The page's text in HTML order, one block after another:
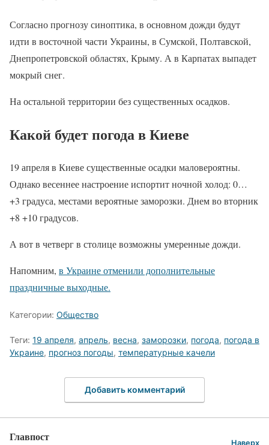
Согласно прогнозу синоптика, в основном дожди будут
идти в восточной части Украины, в Сумской, Полтавской,
Днепропетровской областях, Крыму. А в Карпатах выпадет
мокрый снег.
На остальной территории без существенных осадков.
Какой будет погода в Киеве
19 апреля в Киеве существенные осадки маловероятны.
Однако весеннее настроение испортит ночной холод: 0…
+3 градуса, местами вероятные заморозки. Днем во вторник
+8 +10 градусов.
А вот в четверг в столице возможны умеренные дожди.
Напомним, в Украине отменили дополнительные
праздничные выходные.
Категории: Общество
Теги: 19 апреля, апрель, весна, заморозки, погода, погода в
Украине, прогноз погоды, температурные качели
Добавить комментарий
Главпост Наверх